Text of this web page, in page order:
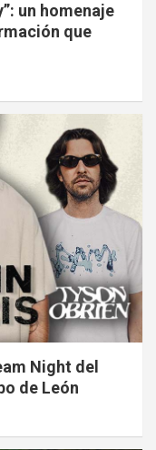
un homenaje
que
Night del
de León